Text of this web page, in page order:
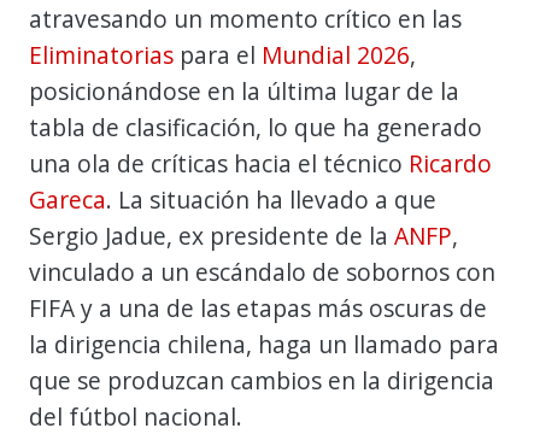
atravesando un momento crítico en las
Eliminatorias para el Mundial 2026,
posicionándose en la última lugar de la
tabla de clasificación, lo que ha generado
una ola de críticas hacia el técnico Ricardo
Gareca. La situación ha llevado a que
Sergio Jadue, ex presidente de la ANFP,
vinculado a un escándalo de sobornos con
FIFA y a una de las etapas más oscuras de
la dirigencia chilena, haga un llamado para
que se produzcan cambios en la dirigencia
del fútbol nacional.